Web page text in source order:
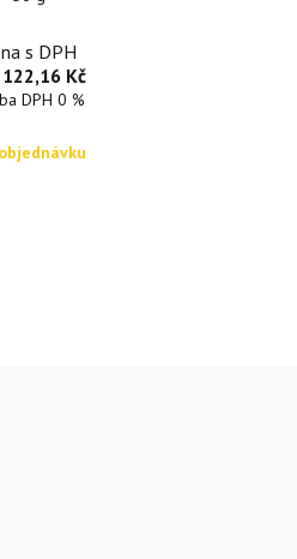
s DPH
Kč
DPH 0 %